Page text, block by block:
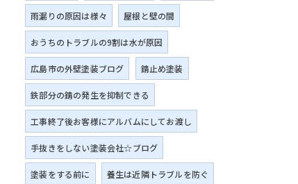
雨漏りの原因は様々 屋根と壁の間
おうちのトラブルの9割は水が原因
広島市の外壁塗装ブログ 錆止め塗装
鉄部分の錆の発生を抑制できる
工事終了後お客様にアルバムにしてお渡し
手抜きをしない塗装会社☆ブログ
塗装をする前に 養生は近隣トラブルを防ぐ